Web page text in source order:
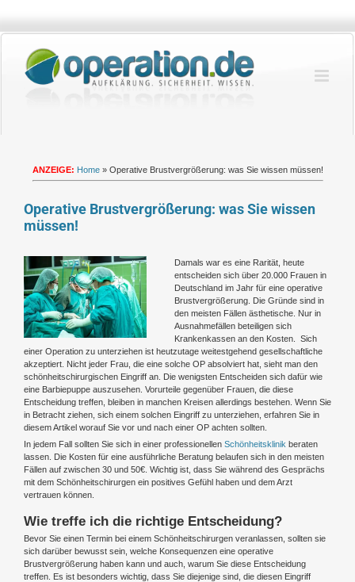
springen
ANZEIGE: Home» Operative Brustvergrößerung: was Sie wissen müssen!
Operative Brustvergrößerung: was Sie wissen
müssen!
grösseres
Bild
Damals war es eine Rarität, heute
entscheiden sich über 20.000 Frauen in
Deutschland im Jahr für eine operative
Brustvergrößerung. Die Gründe sind in
den meisten Fällen ästhetische. Nur in
Ausnahmefällen beteiligen sich
Krankenkassen an den Kosten. Sich
einer Operation zu unterziehen ist heutzutage weitestgehend gesellschaftliche
akzeptiert. Nicht jeder Frau, die eine solche OP absolviert hat, sieht man den
schönheitschirurgischen Eingriff an. Die wenigsten Entscheiden sich dafür wie
eine Barbiepuppe auszusehen. Vorurteile gegenüber Frauen, die diese
Entscheidung treffen, bleiben in manchen Kreisen allerdings bestehen. Wenn Sie
in Betracht ziehen, sich einem solchen Eingriff zu unterziehen, erfahren Sie in
diesem Artikel worauf Sie vor und nach einer OP achten sollten.
In jedem Fall sollten Sie sich in einer professionellen Schönheitsklinik beraten
lassen. Die Kosten für eine ausführliche Beratung belaufen sich in den meisten
Fällen auf zwischen 30 und 50€. Wichtig ist, dass Sie während des Gesprächs
mit dem Schönheitschirurgen ein positives Gefühl haben und dem Arzt
vertrauen können.
Wie treffe ich die richtige Entscheidung?
Bevor Sie einen Termin bei einem Schönheitschirurgen veranlassen, sollten sie
sich darüber bewusst sein, welche Konsequenzen eine operative
Brustvergrößerung haben kann und auch, warum Sie diese Entscheidung
treffen. Es ist besonders wichtig, dass Sie diejenige sind, die diesen Eingriff